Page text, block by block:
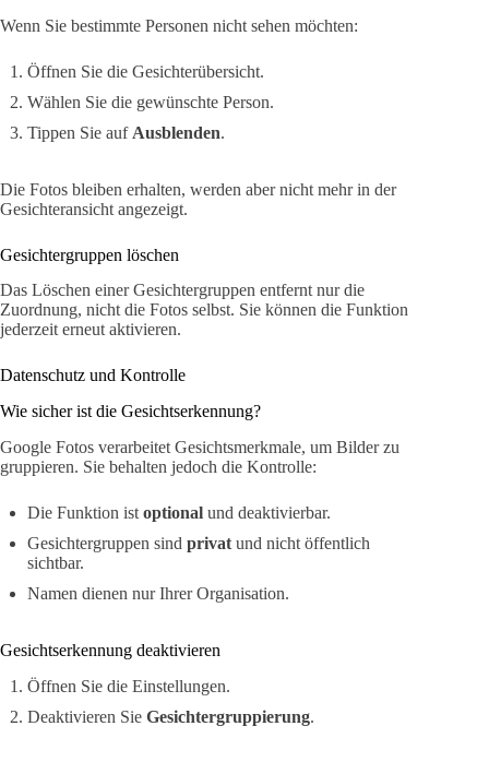
Wenn Sie bestimmte Personen nicht sehen möchten:
Öffnen Sie die Gesichterübersicht.
Wählen Sie die gewünschte Person.
Tippen Sie auf Ausblenden.
Die Fotos bleiben erhalten, werden aber nicht mehr in der
Gesichteransicht angezeigt.
Gesichtergruppen löschen
Das Löschen einer Gesichtergruppen entfernt nur die
Zuordnung, nicht die Fotos selbst. Sie können die Funktion
jederzeit erneut aktivieren.
Datenschutz und Kontrolle
Wie sicher ist die Gesichtserkennung?
Google Fotos verarbeitet Gesichtsmerkmale, um Bilder zu
gruppieren. Sie behalten jedoch die Kontrolle:
Die Funktion ist optional und deaktivierbar.
Gesichtergruppen sind privat und nicht öffentlich
sichtbar.
Namen dienen nur Ihrer Organisation.
Gesichtserkennung deaktivieren
Öffnen Sie die Einstellungen.
Deaktivieren Sie Gesichtergruppierung.